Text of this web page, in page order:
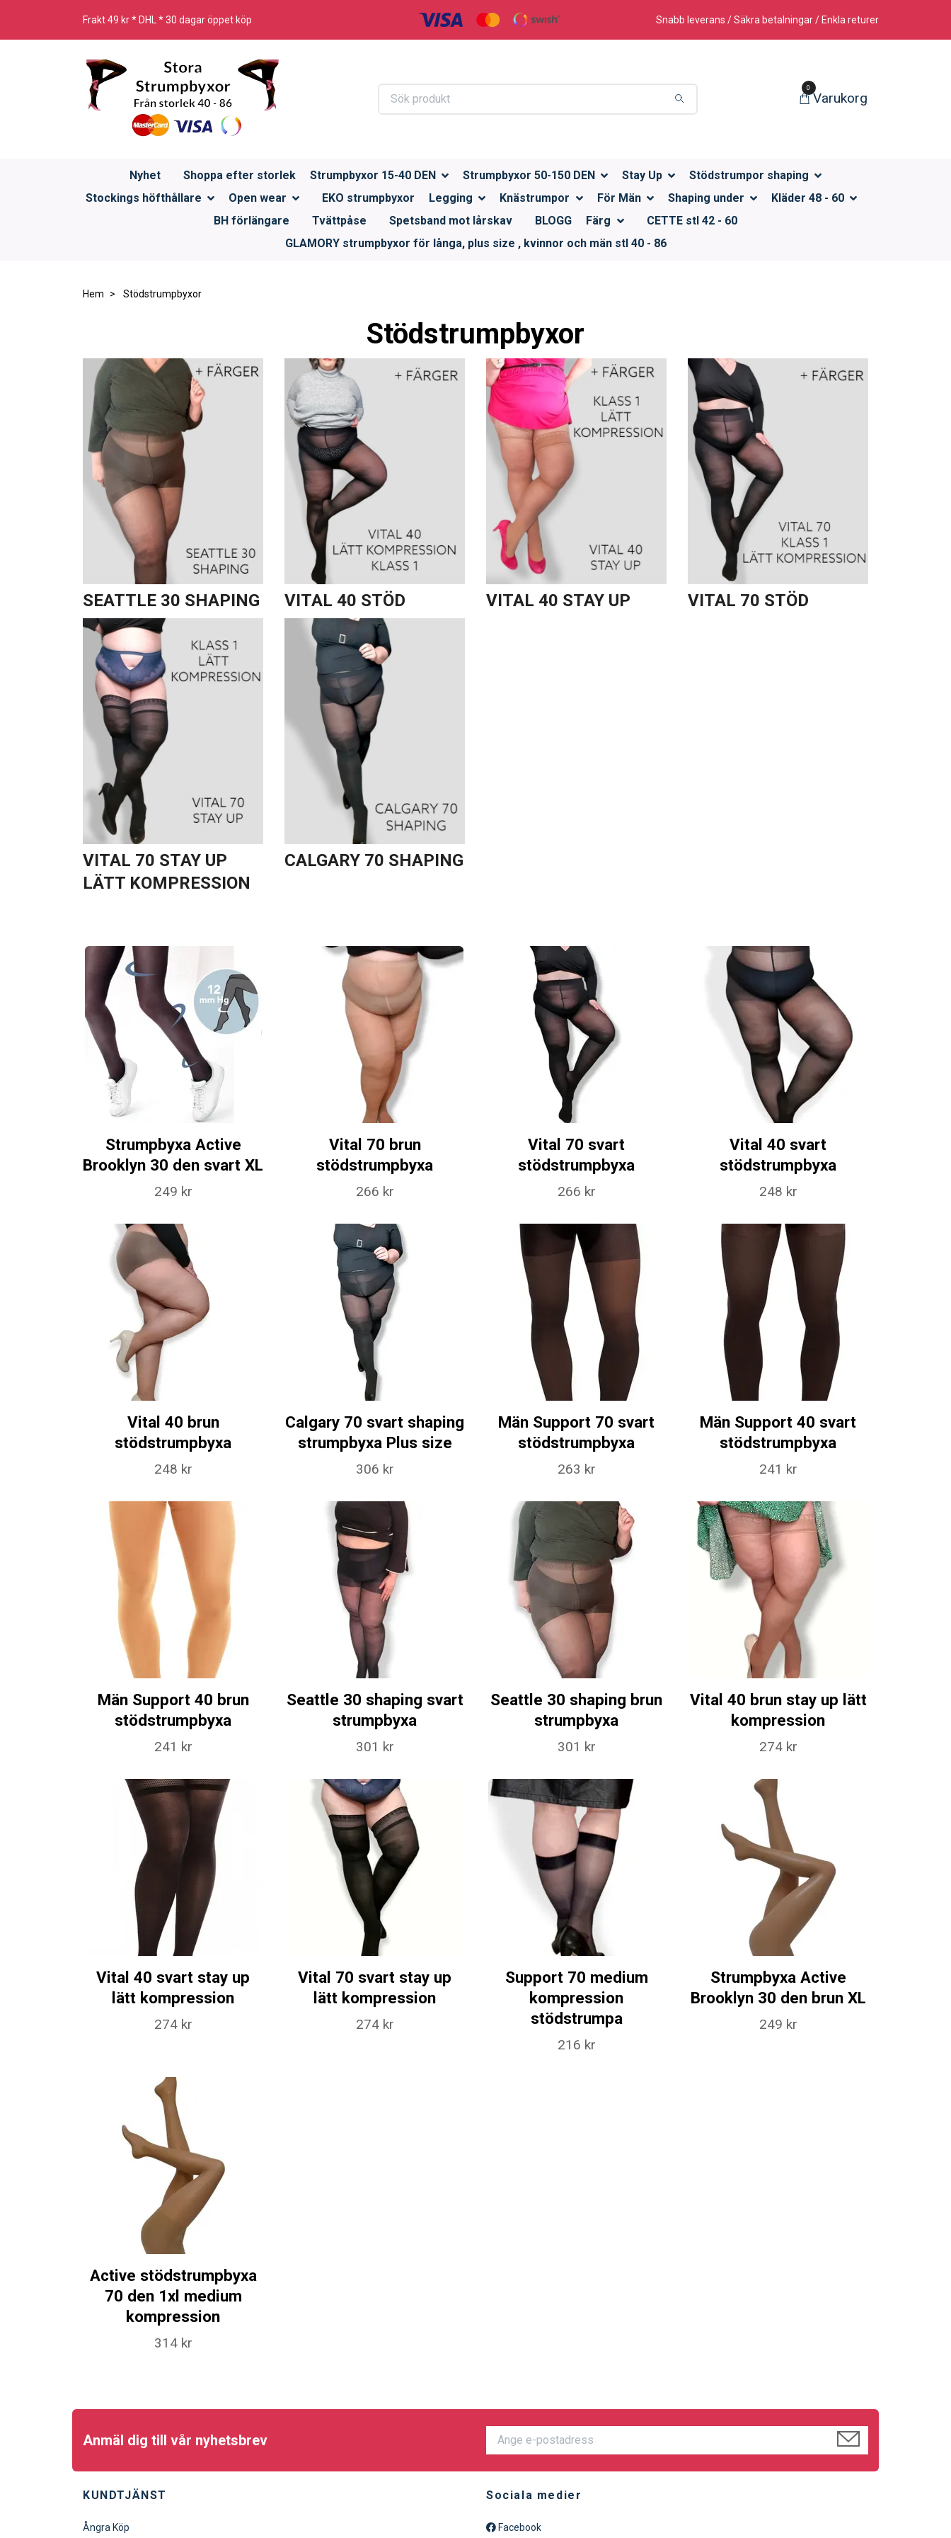
Frakt 49 kr * DHL * 30 dagar öppet köp Snabb leverans / Säkra betalningar / Enkla returer
0
Varukorg
Nyhet Shoppa efter storlek Strumpbyxor 15-40 DEN Strumpbyxor 50-150 DEN Stay Up
Stödstrumpor shaping
Stockings höfthållare
Open wear EKO strumpbyxor Legging Knästrumpor För Män Shaping under
Kläder 48 - 60
BH förlängare
Tvättpåse Spetsband mot lårskav BLOGG Färg
CETTE stl 42 - 60
GLAMORY strumpbyxor för långa, plus size , kvinnor och män stl 40 - 86
Hem Stödstrumpbyxor
Stödstrumpbyxor
SEATTLE 30 SHAPING VITAL 40 STÖD VITAL 40 STAY UP VITAL 70 STÖD
VITAL 70 STAY UP
LÄTT KOMPRESSION
CALGARY 70 SHAPING
Strumpbyxa Active
Brooklyn 30 den svart XL
249 kr
Vital 70 brun
stödstrumpbyxa
266 kr
Vital 70 svart
stödstrumpbyxa
266 kr
Vital 40 svart
stödstrumpbyxa
248 kr
Vital 40 brun
stödstrumpbyxa
248 kr
Calgary 70 svart shaping
strumpbyxa Plus size
306 kr
Män Support 70 svart
stödstrumpbyxa
263 kr
Män Support 40 svart
stödstrumpbyxa
241 kr
Män Support 40 brun
stödstrumpbyxa
241 kr
Seattle 30 shaping svart
strumpbyxa
301 kr
Seattle 30 shaping brun
strumpbyxa
301 kr
Vital 40 brun stay up lätt
kompression
274 kr
Vital 40 svart stay up
lätt kompression
274 kr
Vital 70 svart stay up
lätt kompression
274 kr
Support 70 medium
kompression
stödstrumpa
216 kr
Strumpbyxa Active
Brooklyn 30 den brun XL
249 kr
Active stödstrumpbyxa
70 den 1xl medium
kompression
314 kr
Anmäl dig till vår nyhetsbrev
KUNDTJÄNST
Ångra Köp
Sociala medier
Facebook